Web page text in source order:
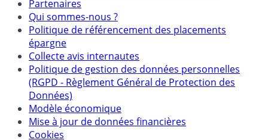
Mentions légales et Conditions d’utilisation
Partenaires
Qui sommes-nous ?
Politique de référencement des placements
épargne
Collecte avis internautes
Politique de gestion des données personnelles
(RGPD - Règlement Général de Protection des
Données)
Modèle économique